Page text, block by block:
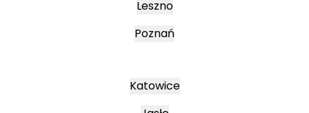
Leszno
Poznań
Katowice